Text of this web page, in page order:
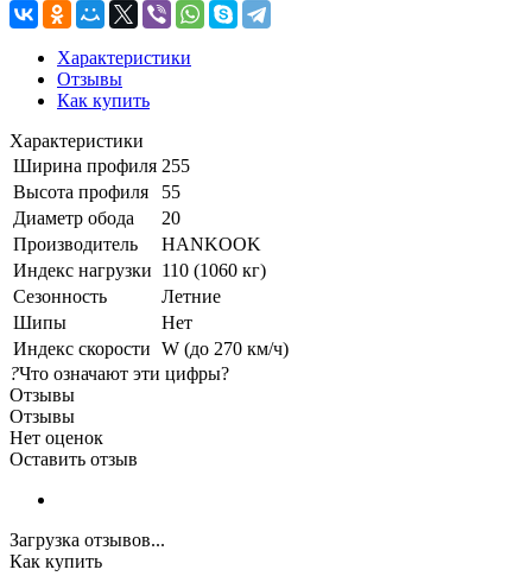
Характеристики
Отзывы
Как купить
Характеристики
Ширина профиля 255
Высота профиля
55
Диаметр обода
20
Производитель
HANKOOK
Индекс нагрузки 110 (1060 кг)
Сезонность
Летние
Шипы
Нет
Индекс скорости W (до 270 км/ч)
?Что означают эти цифры?
Отзывы
Отзывы
Нет оценок
Оставить отзыв
Загрузка отзывов...
Как купить